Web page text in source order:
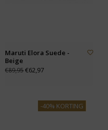
Maruti Elora Suede -
Beige
€89,95€62,97
-40% KORTING